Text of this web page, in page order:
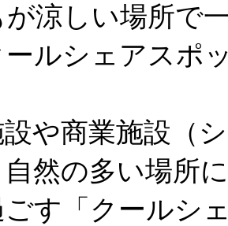
涼しい場所で
ルシェアスポ
や商業施設（
自然の多い場所
ごす「クールシ